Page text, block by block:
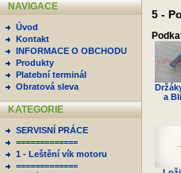
NAVIGACE
Úvod
Kontakt
INFORMACE O OBCHODU
Produkty
Platební terminál
Obratová sleva
KATEGORIE
SERVISNÍ PRÁCE
=============
1 - Leštění vík motoru
=============
5 -
a